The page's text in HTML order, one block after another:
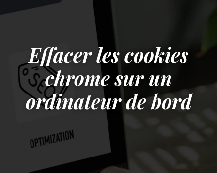
Effacer les cookies
chrome sur un
ordinateur de bord